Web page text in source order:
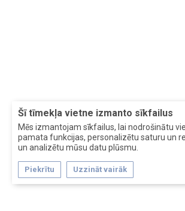
Šī tīmekļa vietne izmanto sīkfailus
Mēs izmantojam sīkfailus, lai nodrošinātu
pamata funkcijas, personalizētu saturu un
un analizētu mūsu datu plūsmu.
Piekrītu Uzzināt vairāk